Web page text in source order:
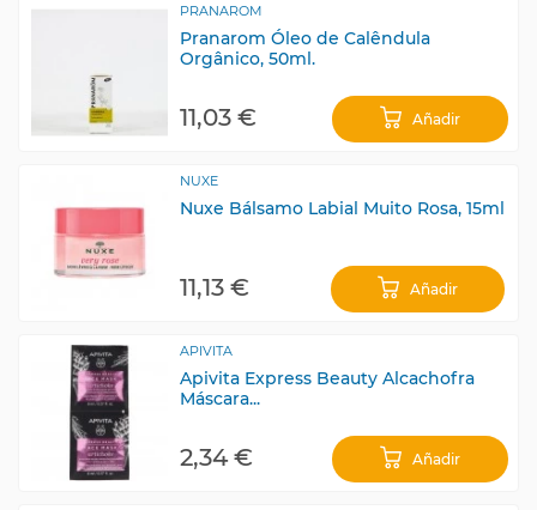
PRANAROM
Pranarom Óleo de Calêndula
Orgânico, 50ml.
11,03 € Añadir
NUXE
Nuxe Bálsamo Labial Muito Rosa, 15ml
11,13 € Añadir
APIVITA
Apivita Express Beauty Alcachofra
Máscara...
2,34 € Añadir